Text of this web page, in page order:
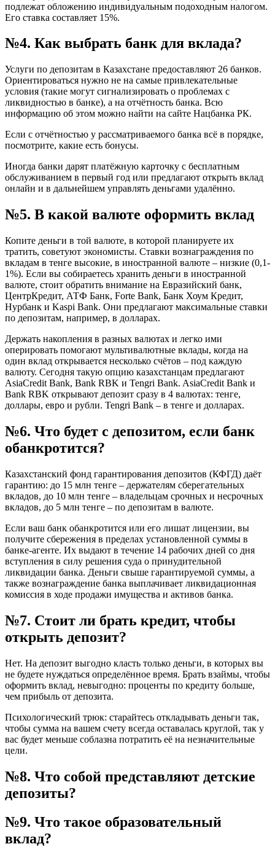
подлежат обложению индивидуальным подоходным налогом.
Его ставка составляет 15%.
№4. Как выбрать банк для вклада?
Услуги по депозитам в Казахстане предоставляют 26 банков.
Ориентироваться нужно не на самые привлекательные
условия (такие могут сигнализировать о проблемах с
ликвидностью в банке), а на отчётность банка. Всю
информацию об этом можно найти на сайте Нацбанка РК.
Если с отчётностью у рассматриваемого банка всё в порядке,
посмотрите, какие есть бонусы.
Иногда банки дарят платёжную карточку с бесплатным
обслуживанием в первый год или предлагают открыть вклад
онлайн и в дальнейшем управлять деньгами удалённо.
№5. В какой валюте оформить вклад
Копите деньги в той валюте, в которой планируете их
тратить, советуют экономисты. Ставки вознаграждения по
вкладам в тенге высокие, в иностранной валюте – низкие (0,1-
1%). Если вы собираетесь хранить деньги в иностранной
валюте, стоит обратить внимание на Евразийский банк,
ЦентрКредит, АТФ Банк, Forte Bank, Банк Хоум Кредит,
Нурбанк и Kaspi Bank. Они предлагают максимальные ставки
по депозитам, например, в долларах.
Держать накопления в разных валютах и легко ими
оперировать помогают мультивалютные вклады, когда на
один вклад открывается несколько счётов – под каждую
валюту. Сегодня такую опцию казахстанцам предлагают
AsiaCredit Bank, Bank RBK и Tengri Bank. AsiaCredit Bank и
Bank RBK открывают депозит сразу в 4 валютах: тенге,
доллары, евро и рубли. Tengri Bank – в тенге и долларах.
№6. Что будет с депозитом, если банк
обанкротится?
Казахстанский фонд гарантирования депозитов (КФГД) даёт
гарантию: до 15 млн тенге – держателям сберегательных
вкладов, до 10 млн тенге – владельцам срочных и несрочных
вкладов, до 5 млн тенге – по депозитам в валюте.
Если ваш банк обанкротится или его лишат лицензии, вы
получите сбережения в пределах установленной суммы в
банке-агенте. Их выдают в течение 14 рабочих дней со дня
вступления в силу решения суда о принудительной
ликвидации банка. Деньги свыше гарантируемой суммы, а
также вознаграждение банка выплачивает ликвидационная
комиссия в ходе продажи имущества и активов банка.
№7. Стоит ли брать кредит, чтобы
открыть депозит?
Нет. На депозит выгодно класть только деньги, в которых вы
не будете нуждаться определённое время. Брать взаймы, чтобы
оформить вклад, невыгодно: проценты по кредиту больше,
чем прибыль от депозита.
Психологический трюк: старайтесь откладывать деньги так,
чтобы сумма на вашем счету всегда оставалась круглой, так у
вас будет меньше соблазна потратить её на незначительные
цели.
№8. Что собой представляют детские
депозиты?
№9. Что такое образовательный
вклад?